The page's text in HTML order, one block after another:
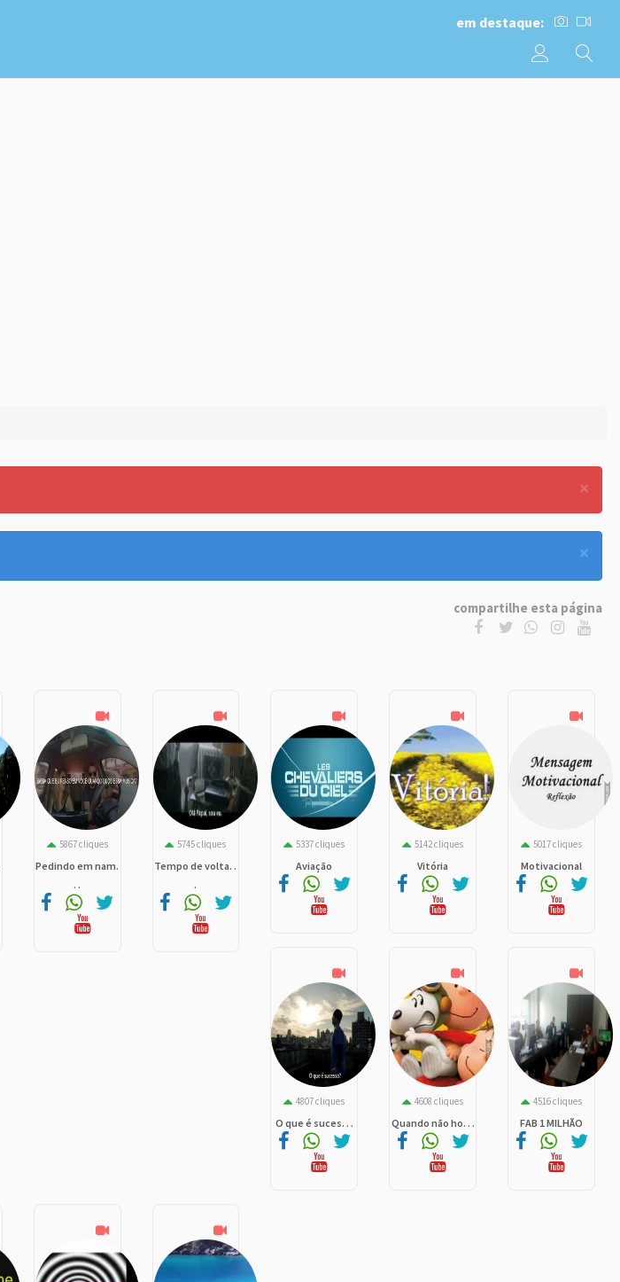
em destaque:
×
×
compartilhe esta página
5867 cliques
Pedindo em nam.
. .
5745 cliques
Tempo de volta. .
.
5337 cliques
Aviação
5142 cliques
Vitória
5017 cliques
Motivacional
4807 cliques
O que é suces. . .
4608 cliques
Quando não ho. . .
4516 cliques
FAB 1 MILHÃO